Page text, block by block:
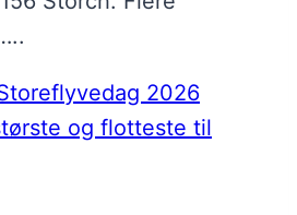
2026
og flotteste til